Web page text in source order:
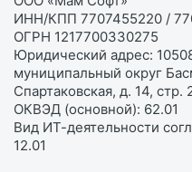
ИНН/КПП 7707455220 /
ОГРН 1217700330275
Юридический адрес:
муниципальный округ
Спартаковская, д. 14,
ОКВЭД (основной): 62.01
Вид ИТ-деятельности
12.01